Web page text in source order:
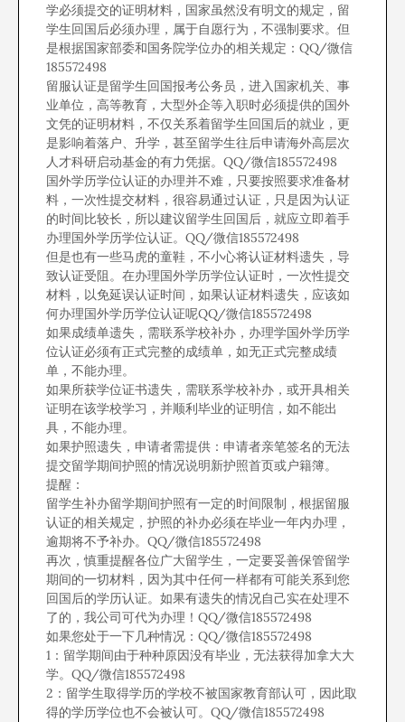
学必须提交的证明材料，国家虽然没有明文的规定，留
学生回国后必须办理，属于自愿行为，不强制要求。但
是根据国家部委和国务院学位办的相关规定：QQ/微信
185572498
留服认证是留学生回国报考公务员，进入国家机关、事
业单位，高等教育，大型外企等入职时必须提供的国外
文凭的证明材料，不仅关系着留学生回国后的就业，更
是影响着落户、升学，甚至留学生往后申请海外高层次
人才科研启动基金的有力凭据。QQ/微信185572498
国外学历学位认证的办理并不难，只要按照要求准备材
料，一次性提交材料，很容易通过认证，只是因为认证
的时间比较长，所以建议留学生回国后，就应立即着手
办理国外学历学位认证。QQ/微信185572498
但是也有一些马虎的童鞋，不小心将认证材料遗失，导
致认证受阻。在办理国外学历学位认证时，一次性提交
材料，以免延误认证时间，如果认证材料遗失，应该如
何办理国外学历学位认证呢QQ/微信185572498
如果成绩单遗失，需联系学校补办，办理学国外学历学
位认证必须有正式完整的成绩单，如无正式完整成绩
单，不能办理。
如果所获学位证书遗失，需联系学校补办，或开具相关
证明在该学校学习，并顺利毕业的证明信，如不能出
具，不能办理。
如果护照遗失，申请者需提供：申请者亲笔签名的无法
提交留学期间护照的情况说明新护照首页或户籍簿。
提醒：
留学生补办留学期间护照有一定的时间限制，根据留服
认证的相关规定，护照的补办必须在毕业一年内办理，
逾期将不予补办。QQ/微信185572498
再次，慎重提醒各位广大留学生，一定要妥善保管留学
期间的一切材料，因为其中任何一样都有可能关系到您
回国后的学历认证。如果有遗失的情况自己实在处理不
了的，我公司可代为办理！QQ/微信185572498
如果您处于一下几种情况：QQ/微信185572498
1：留学期间由于种种原因没有毕业，无法获得加拿大大
学。QQ/微信185572498
2：留学生取得学历的学校不被国家教育部认可，因此取
得的学历学位也不会被认可。QQ/微信185572498